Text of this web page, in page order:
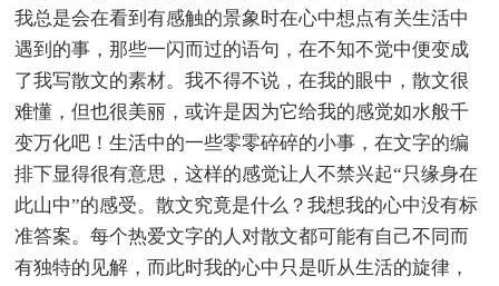
我总是会在看到有感触的景象时在心中想点有关生活中
遇到的事，那些一闪而过的语句，在不知不觉中便变成
了我写散文的素材。我不得不说，在我的眼中，散文很
难懂，但也很美丽，或许是因为它给我的感觉如水般千
变万化吧！生活中的一些零零碎碎的小事，在文字的编
排下显得很有意思，这样的感觉让人不禁兴起“只缘身在
此山中”的感受。散文究竟是什么？我想我的心中没有标
准答案。每个热爱文字的人对散文都可能有自己不同而
有独特的见解，而此时我的心中只是听从生活的旋律，